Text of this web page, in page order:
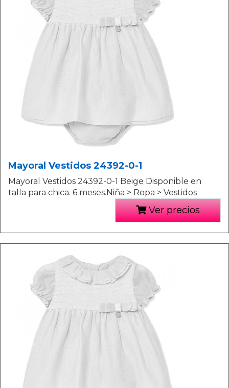
Mayoral Vestidos 24392-0-1
Mayoral Vestidos 24392-0-1 Beige Disponible en
talla para chica. 6 meses.Niña > Ropa > Vestidos
Ver precios